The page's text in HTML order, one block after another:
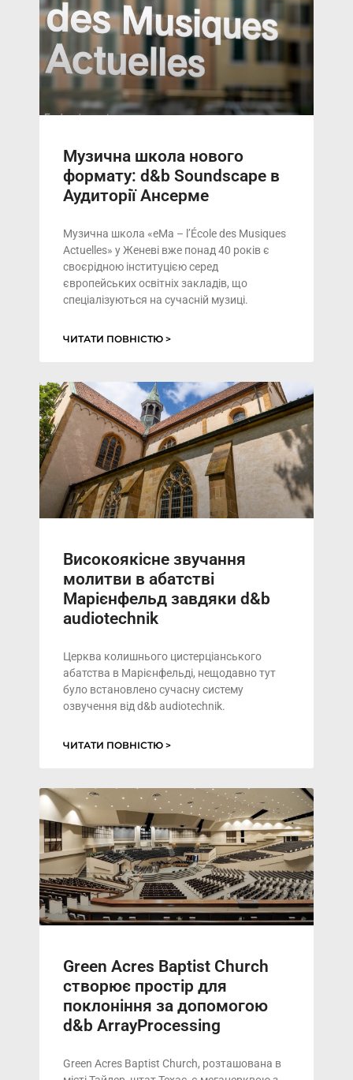
Музична школа нового
формату: d&b Soundscape в
Аудиторії Ансерме
Музична школа «eMa – l’École des Musiques
Actuelles» у Женеві вже понад 40 років є
своєрідною інституцією серед
європейських освітніх закладів, що
спеціалізуються на сучасній музиці.
ЧИТАТИ ПОВНІСТЮ >
Високоякісне звучання
молитви в абатстві
Марієнфельд завдяки d&b
audiotechnik
Церква колишнього цистерціанського
абатства в Марієнфельді, нещодавно тут
було встановлено сучасну систему
озвучення від d&b audiotechnik.
ЧИТАТИ ПОВНІСТЮ >
Green Acres Baptist Church
створює простір для
поклоніння за допомогою
d&b ArrayProcessing
Green Acres Baptist Church, розташована в